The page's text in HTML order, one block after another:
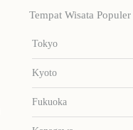
Tempat Wisata Populer
Tokyo
Kyoto
Fukuoka